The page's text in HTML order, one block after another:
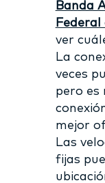
Banda
Federal
ver
La
veces
pero es
mejor
Las
fijas